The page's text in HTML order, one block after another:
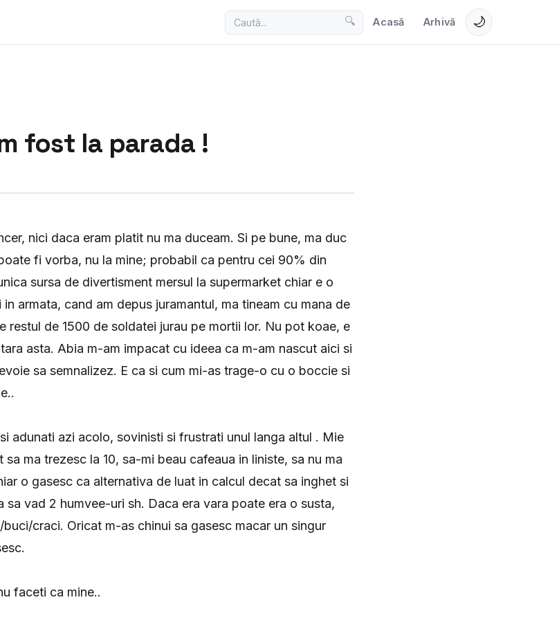
🔍 Acasă Arhivă 🌙
fost la parada !
nici daca eram platit nu ma duceam. Si pe bune, ma duc
fi vorba, nu la mine; probabil ca pentru cei 90% din
sursa de divertisment mersul la supermarket chiar e o
armata, cand am depus juramantul, ma tineam cu mana de
restul de 1500 de soldatei jurau pe mortii lor. Nu pot koae, e
asta. Abia m-am impacat cu ideea ca m-am nascut aici si
sa semnalizez. E ca si cum mi-as trage-o cu o boccie si
adunati azi acolo, sovinisti si frustrati unul langa altul . Mie
sa ma trezesc la 10, sa-mi beau cafeaua in liniste, sa nu ma
o gasesc ca alternativa de luat in calcul decat sa inghet si
sa vad 2 humvee-uri sh. Daca era vara poate era o susta,
craci. Oricat m-as chinui sa gasesc macar un singur
faceti ca mine..